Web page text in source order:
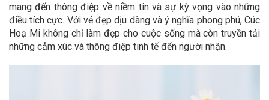
mang đến thông điệp về niềm tin và sự kỳ vọng vào những
điều tích cực. Với vẻ đẹp dịu dàng và ý nghĩa phong phú, Cúc
Hoạ Mi không chỉ làm đẹp cho cuộc sống mà còn truyền tải
những cảm xúc và thông điệp tinh tế đến người nhận.